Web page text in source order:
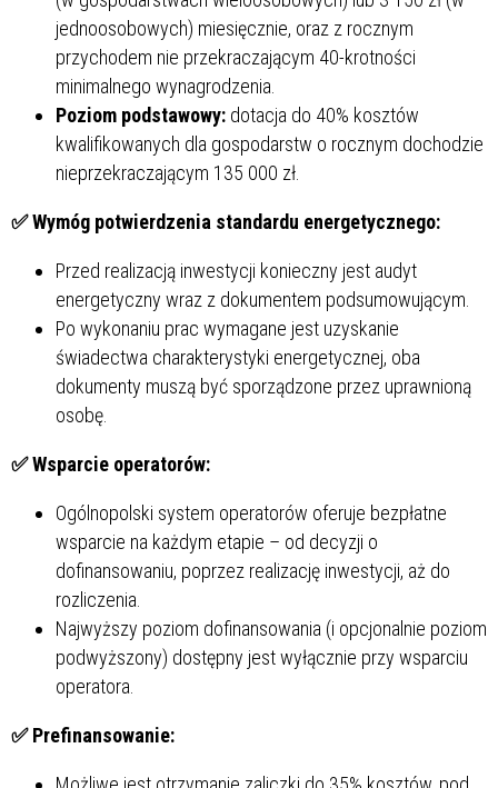
jednoosobowych) miesięcznie, oraz z rocznym
przychodem nie przekraczającym 40-krotności
minimalnego wynagrodzenia.
Poziom podstawowy: dotacja do 40% kosztów
kwalifikowanych dla gospodarstw o rocznym dochodzie
nieprzekraczającym 135 000 zł.
✅Wymóg potwierdzenia standardu energetycznego:
Przed realizacją inwestycji konieczny jest audyt
energetyczny wraz z dokumentem podsumowującym.
Po wykonaniu prac wymagane jest uzyskanie
świadectwa charakterystyki energetycznej, oba
dokumenty muszą być sporządzone przez uprawnioną
osobę.
✅Wsparcie operatorów:
Ogólnopolski system operatorów oferuje bezpłatne
wsparcie na każdym etapie – od decyzji o
dofinansowaniu, poprzez realizację inwestycji, aż do
rozliczenia.
Najwyższy poziom dofinansowania (i opcjonalnie poziom
podwyższony) dostępny jest wyłącznie przy wsparciu
operatora.
✅Prefinansowanie: